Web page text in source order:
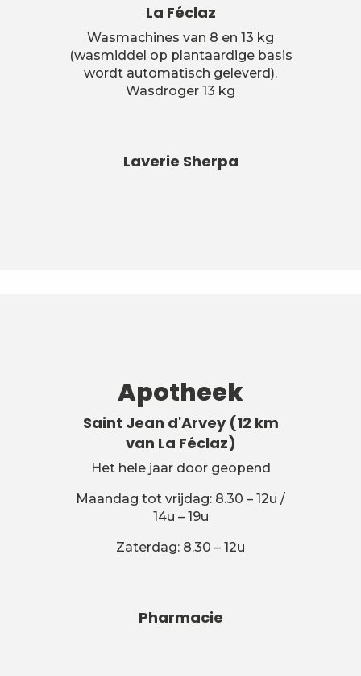
Instructies
7 Gas
Conciërgediensten
La Féclaz
Wasmachines van 8 en 13 kg
(wasmiddel op plantaardige basis
wordt automatisch geleverd).
Wasdroger 13 kg
Laverie Sherpa
Apotheek
Saint Jean d'Arvey (12 km
van La Féclaz)
Het hele jaar door geopend
Maandag tot vrijdag: 8.30 – 12u /
14u – 19u
Zaterdag: 8.30 – 12u
Pharmacie